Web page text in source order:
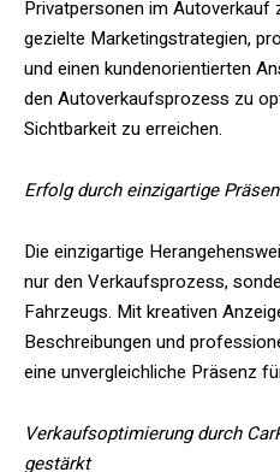
Privatpersonen im Autoverkauf
gezielte Marketingstrategien,
und einen kundenorientierten
den Autoverkaufsprozess zu
Sichtbarkeit zu erreichen.
Erfolg durch einzigartige
Die einzigartige
nur den Verkaufsprozess,
Fahrzeugs. Mit kreativen
Beschreibungen und
eine unvergleichliche Präsenz
Verkaufsoptimierung durch
gestärkt